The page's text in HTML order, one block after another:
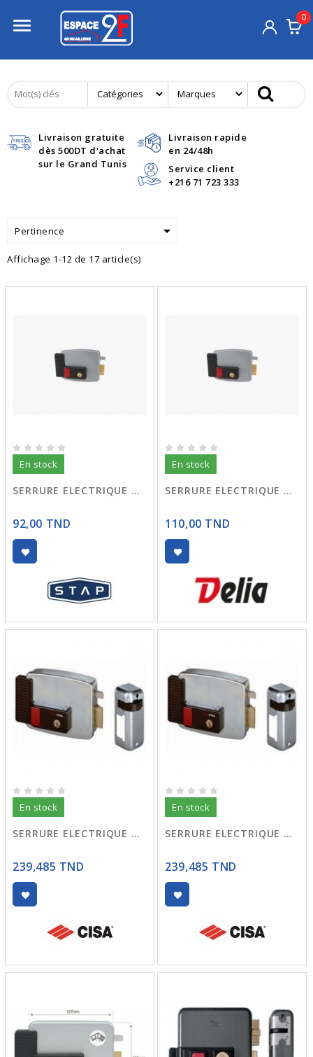
 0
Livraison gratuite
dès 500DT d'achat
sur le Grand Tunis
Livraison rapide
en 24/48h
Service client
+216 71 723 333
Pertinence 
Affichage 1-12 de 17 article(s)
En stock
SERRURE ELECTRIQUE DROITE
92,00 TND
En stock
SERRURE ELECTRIQUE DROIT
110,00 TND
En stock
SERRURE ELECTRIQUE DROITE OUVERTURE EXTERIEURE 04
239,485 TND
En stock
SERRURE ELECTRIQUE DROITE OUVERTURE EXTERIEURE 03
239,485 TND